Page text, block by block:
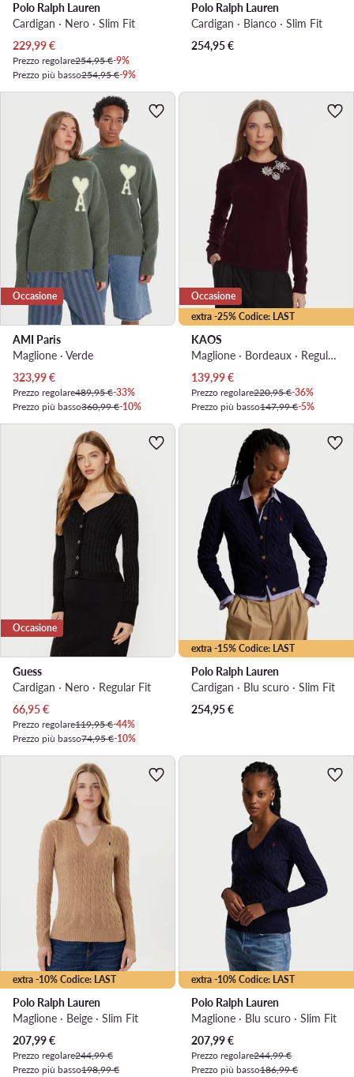
Polo Ralph Lauren
Cardigan · Nero · Slim Fit
Prezzo attuale
229,99€
Prezzo regolare254,95 €-9%
Prezzo più basso254,95 €-9%
Polo Ralph Lauren
Cardigan · Bianco · Slim Fit
254,95€
Occasione
AMI Paris
Maglione · Verde
Prezzo attuale
323,99€
Prezzo regolare489,95 €-33%
Prezzo più basso360,99 €-10%
extra -25% Codice: LAST
Occasione
KAOS
Maglione · Bordeaux · Regular Fit
Prezzo attuale
139,99€
Prezzo regolare220,95 €-36%
Prezzo più basso147,99 €-5%
Occasione
Guess
Cardigan · Nero · Regular Fit
Prezzo attuale
66,95€
Prezzo regolare119,95 €-44%
Prezzo più basso74,95 €-10%
extra -15% Codice: LAST
Polo Ralph Lauren
Cardigan · Blu scuro · Slim Fit
254,95€
extra -10% Codice: LAST
Polo Ralph Lauren
Maglione · Beige · Slim Fit
Prezzo attuale
207,99€
Prezzo regolare244,99 €
Prezzo più basso198,99 €
extra -10% Codice: LAST
Polo Ralph Lauren
Maglione · Blu scuro · Slim Fit
Prezzo attuale
207,99€
Prezzo regolare244,99 €
Prezzo più basso186,99 €